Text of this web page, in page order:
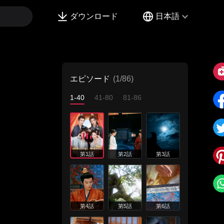
ダウンロード 日本語
エピソード (1/86)
1-40 41-80 81-86
第1話 第2話 第3話
第4話 第5話 第6話